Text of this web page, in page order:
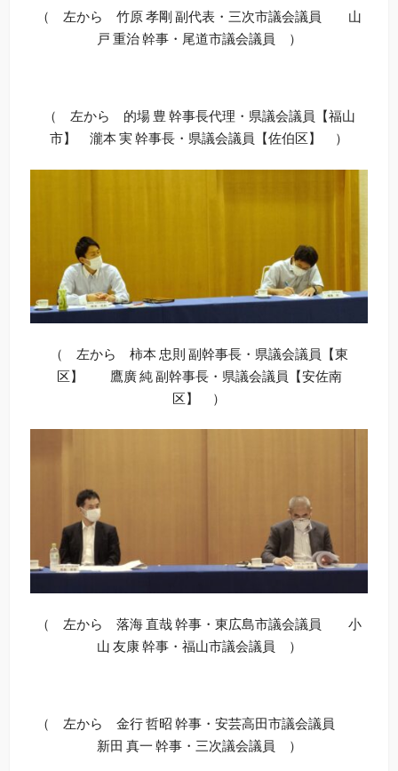
（ 左から 竹原 孝剛 副代表・三次市議会議員 山
戸 重治 幹事・尾道市議会議員 ）
（ 左から 的場 豊 幹事長代理・県議会議員【福山
市】 瀧本 実 幹事長・県議会議員【佐伯区】 ）
（ 左から 柿本 忠則 副幹事長・県議会議員【東
区】 鷹廣 純 副幹事長・県議会議員【安佐南
区】 ）
（ 左から 落海 直哉 幹事・東広島市議会議員 小
山 友康 幹事・福山市議会議員 ）
（ 左から 金行 哲昭 幹事・安芸高田市議会議員
新田 真一 幹事・三次議会議員 ）